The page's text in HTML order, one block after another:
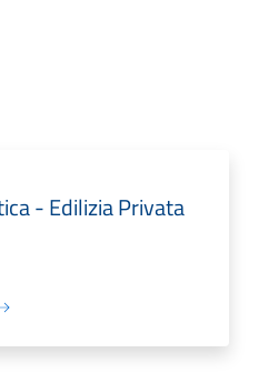
- Edilizia Privata